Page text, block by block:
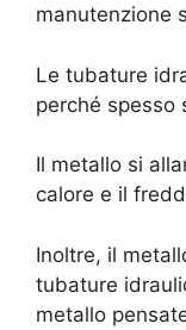
manutenzione
Le tubature
perché spesso
Il metallo si
calore e il
Inoltre, il
tubature
metallo